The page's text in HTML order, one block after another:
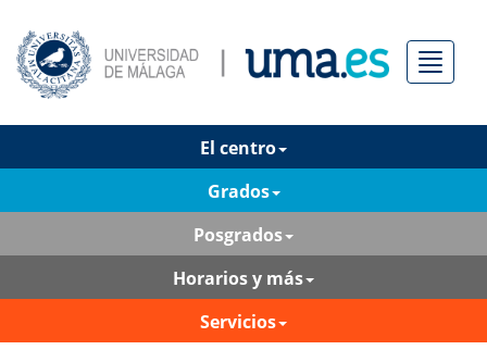
Menú
El centro
Grados
Posgrados
Horarios y más
Servicios